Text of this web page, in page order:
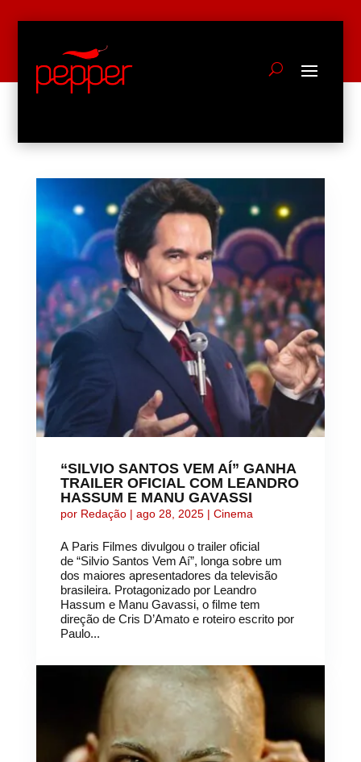
“SILVIO SANTOS VEM AÍ” GANHA
TRAILER OFICIAL COM LEANDRO
HASSUM E MANU GAVASSI
por Redação| ago 28, 2025| Cinema
A Paris Filmes divulgou o trailer oficial
de “Silvio Santos Vem Aí”, longa sobre um
dos maiores apresentadores da televisão
brasileira. Protagonizado por Leandro
Hassum e Manu Gavassi, o filme tem
direção de Cris D’Amato e roteiro escrito por
Paulo...